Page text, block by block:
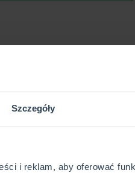
Szczegóły
i reklam, aby oferować
nie ma, jednak trwają
zwalnia z obowiązku
paszport covidowy z
podróżujących przez służby
nie stanowi zagrożenia